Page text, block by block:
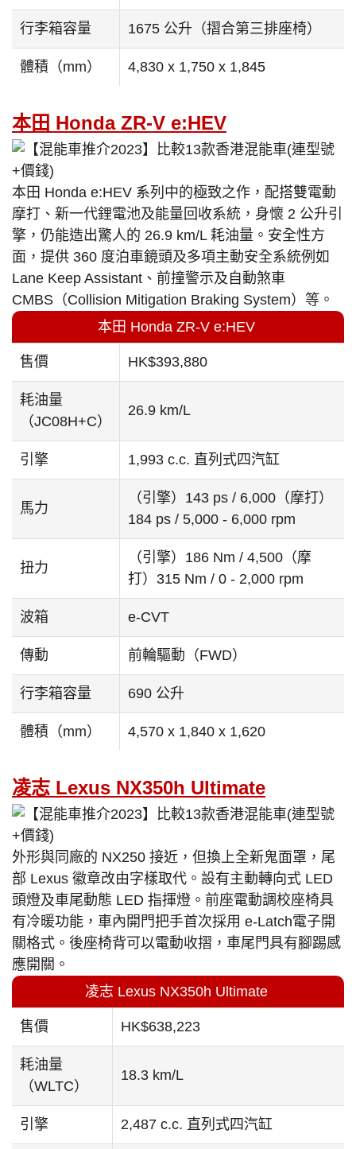
行李箱容量 1675 公升（摺合第三排座椅）
體積（mm） 4,830 x 1,750 x 1,845
本田 Honda ZR-V e:HEV
本田 Honda e:HEV 系列中的極致之作，配搭雙電動
摩打、新一代鋰電池及能量回收系統，身懷 2 公升引
擎，仍能造出驚人的 26.9 km/L 耗油量。安全性方
面，提供 360 度泊車鏡頭及多項主動安全系統例如
Lane Keep Assistant、前撞警示及自動煞車
CMBS（Collision Mitigation Braking System）等。
本田 Honda ZR-V e:HEV
售價 HK$393,880
耗油量
（JC08H+C）
26.9 km/L
引擎 1,993 c.c. 直列式四汽缸
馬力
（引擎）143 ps / 6,000（摩打）
184 ps / 5,000 - 6,000 rpm
扭力
（引擎）186 Nm / 4,500（摩
打）315 Nm / 0 - 2,000 rpm
波箱 e-CVT
傳動 前輪驅動（FWD）
行李箱容量 690 公升
體積（mm） 4,570 x 1,840 x 1,620
凌志 Lexus NX350h Ultimate
外形與同廠的 NX250 接近，但換上全新鬼面罩，尾
部 Lexus 徽章改由字樣取代。設有主動轉向式 LED
頭燈及車尾動態 LED 指揮燈。前座電動調校座椅具
有冷暖功能，車內開門把手首次採用 e-Latch電子開
關格式。後座椅背可以電動收摺，車尾門具有腳踢感
應開關。
凌志 Lexus NX350h Ultimate
售價 HK$638,223
耗油量
（WLTC）
18.3 km/L
引擎 2,487 c.c. 直列式四汽缸